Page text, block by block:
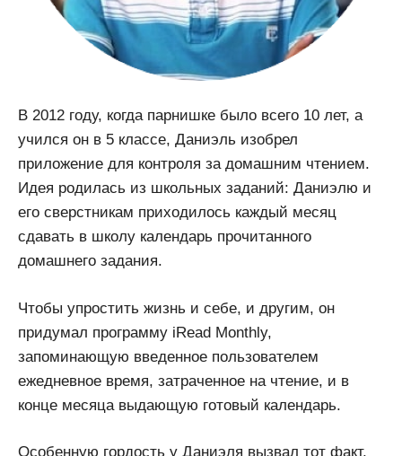
В 2012 году, когда парнишке было всего 10 лет, а
учился он в 5 классе, Даниэль изобрел
приложение для контроля за домашним чтением.
Идея родилась из школьных заданий: Даниэлю и
его сверстникам приходилось каждый месяц
сдавать в школу календарь прочитанного
домашнего задания.
Чтобы упростить жизнь и себе, и другим, он
придумал программу iRead Monthly,
запоминающую введенное пользователем
ежедневное время, затраченное на чтение, и в
конце месяца выдающую готовый календарь.
Особенную гордость у Даниэля вызвал тот факт,